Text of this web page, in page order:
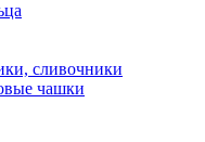
сливочники
чашки